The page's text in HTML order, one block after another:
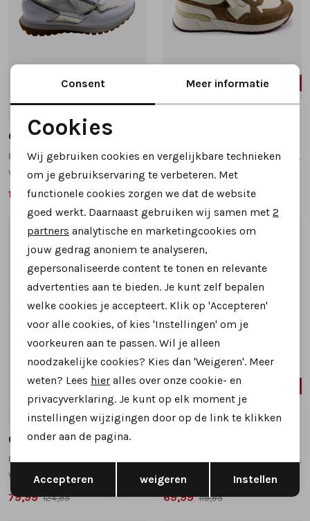
Gabor
86.378.62 sneakers wit
wijdte H
109,99 139,95
86.368.20 sneakers beige multi
wijdte H
109,99 139,95
/2
36%
7
Gabor
82.414.36 instappers en loafers donkerblauw
wijdte G
79,99 124,95
1/2
38 40 42
83.752.87 slippers zwart combinatie
wijdte F
69,99 119,95
Noodzakelijke cookies
Personalisatie cookies
Analytische cookies
Marketing cookies
Terug Opslaan
Consent Meer informatie
Cookies
Wij gebruiken cookies en vergelijkbare technieken
om je gebruikservaring te verbeteren. Met
functionele cookies zorgen we dat de website
goed werkt. Daarnaast gebruiken wij samen met 2
partners analytische en marketingcookies om
jouw gedrag anoniem te analyseren,
gepersonaliseerde content te tonen en relevante
advertenties aan te bieden. Je kunt zelf bepalen
welke cookies je accepteert. Klik op 'Accepteren'
voor alle cookies, of kies 'Instellingen' om je
voorkeuren aan te passen. Wil je alleen
noodzakelijke cookies? Kies dan 'Weigeren'. Meer
weten? Lees hier alles over onze cookie- en
privacyverklaring. Je kunt op elk moment je
instellingen wijzigingen door op de link te klikken
onder aan de pagina.
Accepteren weigeren Instellen